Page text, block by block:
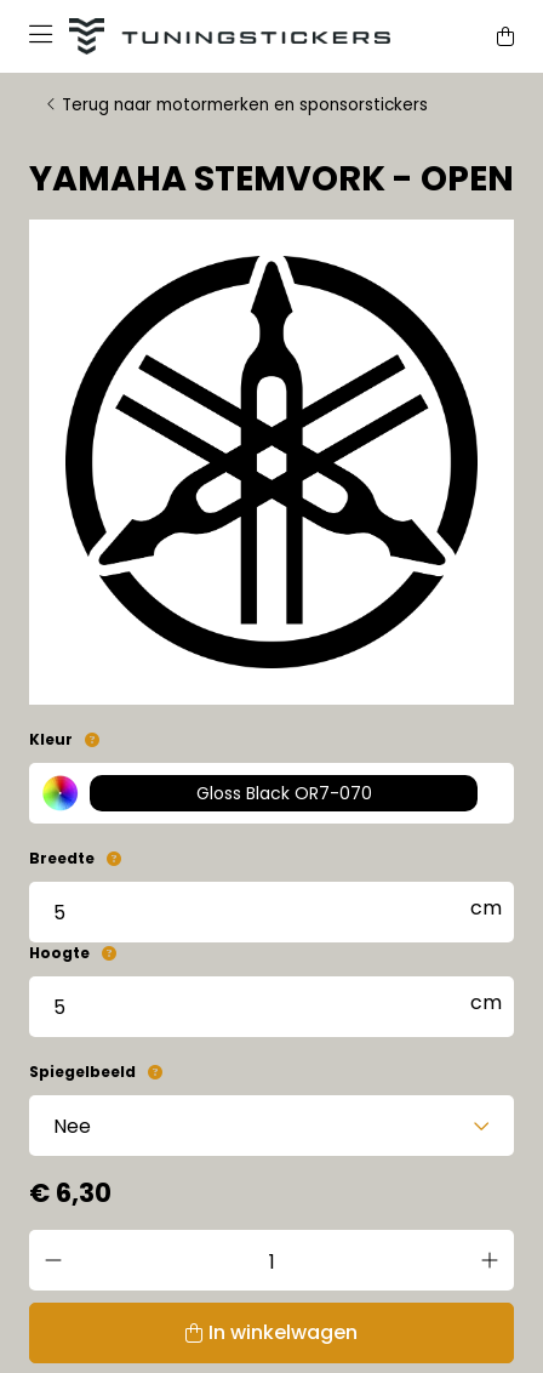
Terug naar motormerken en sponsorstickers
YAMAHA STEMVORK - OPEN
Kleur
Gloss Black OR7-070
Breedte
Hoogte
Spiegelbeeld
€ 6,30
In winkelwagen